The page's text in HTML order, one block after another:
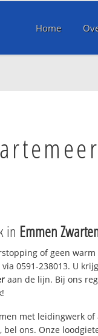
Home
in Emmen
of geen
0591-238013. U
aan de lijn. Bij ons
met leidingwerk of
ons. Onze